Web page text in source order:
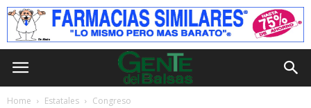
Home Estatales Congreso